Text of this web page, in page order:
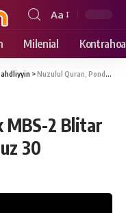
Font
Resizer
Aa
Milenial
>Nuzulul Quran, Pondok MBS-2 Blitar Wisuda Santri Hafidz Juz 30
MBS-2 Blitar
30